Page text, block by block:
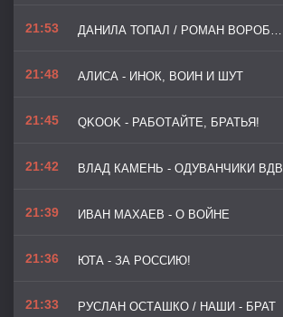
21:53 ДАНИЛА ТОПАЛ / РОМАН ВОРОБЬЁВ - И НЕ ОСТАЛОСЬ ВЫБОРА
21:48 АЛИСА - ИНОК, ВОИН И ШУТ
21:45 QKOOK - РАБОТАЙТЕ, БРАТЬЯ!
21:42 ВЛАД КАМЕНЬ - ОДУВАНЧИКИ ВДВ
21:39 ИВАН МАХАЕВ - О ВОЙНЕ
21:36 ЮТА - ЗА РОССИЮ!
21:33 РУСЛАН ОСТАШКО / НАШИ - БРАТ